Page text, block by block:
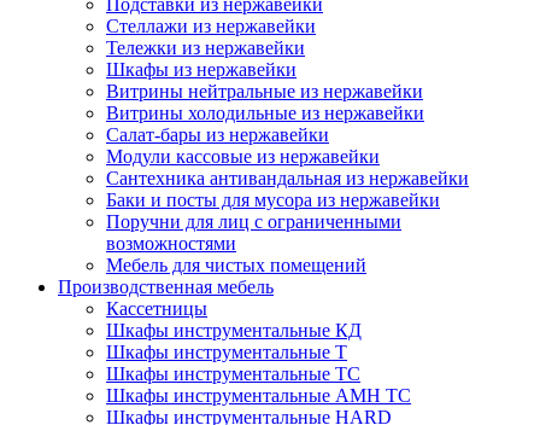
Стеллажи из нержавейки
Тележки из нержавейки
Шкафы из нержавейки
Витрины нейтральные из нержавейки
Витрины холодильные из нержавейки
Салат-бары из нержавейки
Модули кассовые из нержавейки
Сантехника антивандальная из нержавейки
Баки и посты для мусора из нержавейки
Поручни для лиц с ограниченными
возможностями
Мебель для чистых помещений
Производственная мебель
Кассетницы
Шкафы инструментальные КД
Шкафы инструментальные Т
Шкафы инструментальные ТС
Шкафы инструментальные AMH TC
Шкафы инструментальные HARD